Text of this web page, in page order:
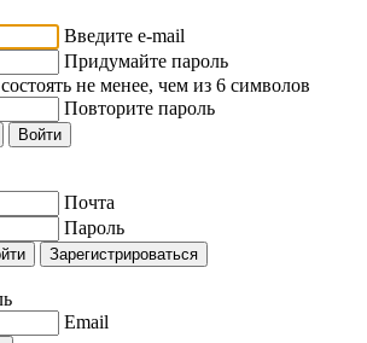
Введите e-mail
Придумайте пароль
не менее, чем из 6 символов
Повторите пароль
Войти
Почта
Пароль
Зарегистрироваться
Email